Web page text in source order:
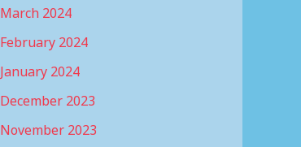
March 2024
February 2024
January 2024
December 2023
November 2023